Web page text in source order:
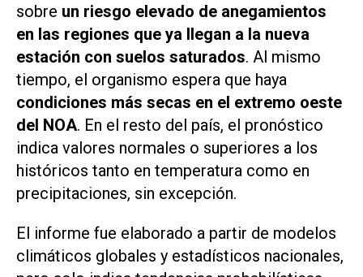
sobre un riesgo elevado de anegamientos
en las regiones que ya llegan a la nueva
estación con suelos saturados. Al mismo
tiempo, el organismo espera que haya
condiciones más secas en el extremo oeste
del NOA. En el resto del país, el pronóstico
indica valores normales o superiores a los
históricos tanto en temperatura como en
precipitaciones, sin excepción.
El informe fue elaborado a partir de modelos
climáticos globales y estadísticos nacionales,